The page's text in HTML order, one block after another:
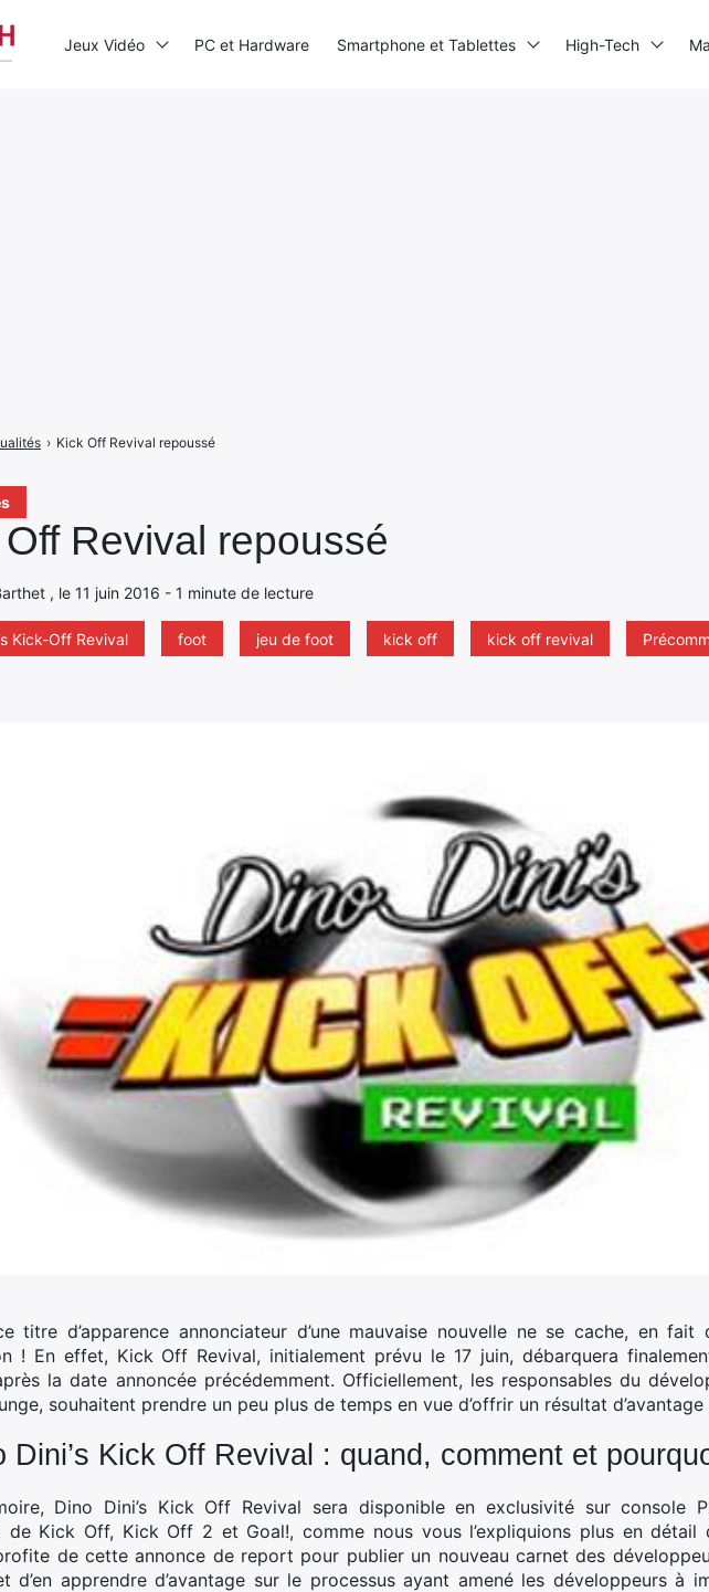
Revival repoussé
, le 11 juin 2016 - 1 minute de lecture
Kick-Off Revival foot jeu de foot kick off kick off revival
› Kick Off Revival repoussé
titre d’apparence annonciateur d’une mauvaise nouvelle ne se cache, en
! En effet, Kick Off Revival, initialement prévu le 17 juin, débarquera
la date annoncée précédemment. Officiellement, les responsables du
souhaitent prendre un peu plus de temps en vue d’offrir un résultat
Dini’s Kick Off Revival : quand, comment et
Dino Dini’s Kick Off Revival sera disponible en exclusivité sur console
de Kick Off, Kick Off 2 et Goal!, comme nous vous l’expliquions plus en détail
de cette annonce de report pour publier un nouveau carnet des
d’en apprendre d’avantage sur le processus ayant amené les développeurs à
Jeux Vidéo PC et Hardware Smartphone et Tablettes High-Tech